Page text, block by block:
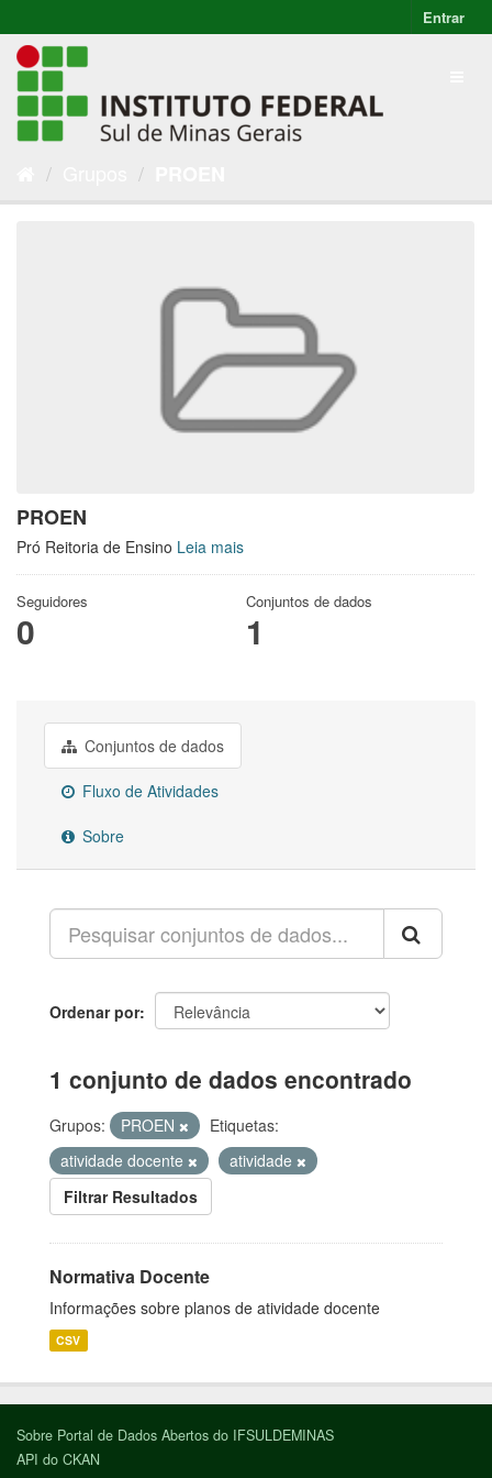
Entrar
PROEN
Pró Reitoria de Ensino Leia mais
Seguidores
0
Conjuntos de dados
1
Conjuntos de dados
Fluxo de Atividades
Sobre
Ordenar por
1 conjunto de dados encontrado
Grupos: PROEN
Etiquetas:
atividade docente
atividade
Filtrar Resultados
Normativa Docente
Informações sobre planos de atividade docente
CSV
Sobre Portal de Dados Abertos do IFSULDEMINAS
API do CKAN